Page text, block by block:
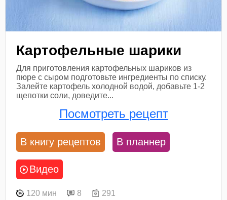
Картофельные шарики
Для приготовления картофельных шариков из
пюре с сыром подготовьте ингредиенты по списку.
Залейте картофель холодной водой, добавьте 1-2
щепотки соли, доведите...
Посмотреть рецепт
В книгу рецептов В планнер
Видео
120 мин 8 291